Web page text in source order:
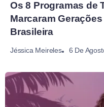
Os 8 Programas de
Marcaram
Brasileira
Jéssica Meireles 6 De